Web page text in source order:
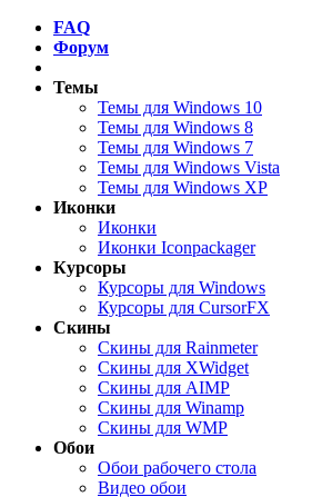
FAQ
Форум
Темы
Темы для Windows 10
Темы для Windows 8
Темы для Windows 7
Темы для Windows Vista
Темы для Windows XP
Иконки
Иконки
Иконки Iconpackager
Курсоры
Курсоры для Windows
Курсоры для CursorFX
Скины
Скины для Rainmeter
Скины для XWidget
Скины для AIMP
Скины для Winamp
Скины для WMP
Обои
Обои рабочего стола
Видео обои